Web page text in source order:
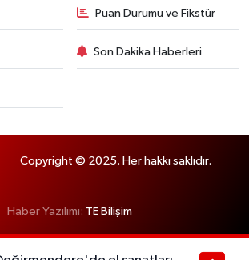
Puan Durumu ve Fikstür
Son Dakika Haberleri
Copyright © 2025. Her hakkı saklıdır.
Haber Yazılımı: TE Bilişim